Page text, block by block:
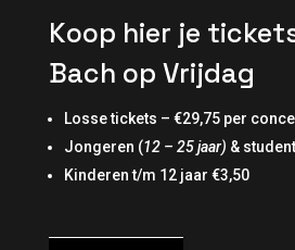
Koop hier je
Bach op Vrijdag
Losse tickets – €29,75 per
Jongeren (12 – 25 jaar) &
Kinderen t/m 12 jaar €3,50